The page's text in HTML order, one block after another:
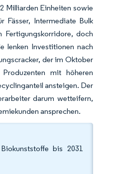
Milliarden Einheiten sowie
Fässer, Intermediate Bulk
doch
lenken Investitionen nach
der im Oktober
mit höheren
ansteigen. Der
darum wetteifern,
ansprechen.
bis 2031